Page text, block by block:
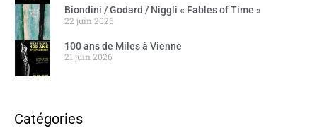
Biondini / Godard / Niggli « Fables of Time »
22 juin 2026
100 ans de Miles à Vienne
21 juin 2026
Catégories